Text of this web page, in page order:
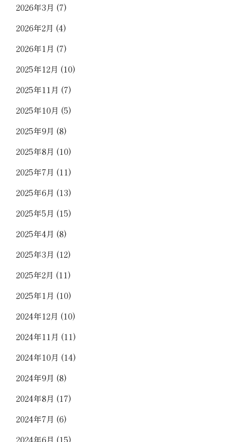
2026年3月 (7)
2026年2月 (4)
2026年1月 (7)
2025年12月 (10)
2025年11月 (7)
2025年10月 (5)
2025年9月 (8)
2025年8月 (10)
2025年7月 (11)
2025年6月 (13)
2025年5月 (15)
2025年4月 (8)
2025年3月 (12)
2025年2月 (11)
2025年1月 (10)
2024年12月 (10)
2024年11月 (11)
2024年10月 (14)
2024年9月 (8)
2024年8月 (17)
2024年7月 (6)
2024年6月 (15)